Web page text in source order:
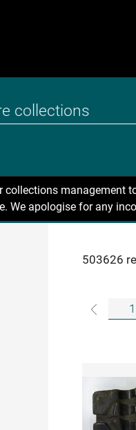
collections
We apologise for any
503626